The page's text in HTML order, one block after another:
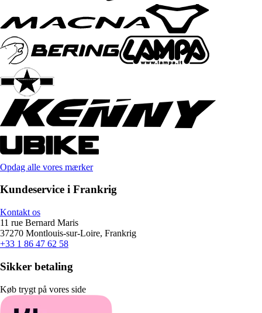
Opdag alle vores mærker
Kundeservice i Frankrig
Kontakt os
11 rue Bernard Maris
37270 Montlouis-sur-Loire, Frankrig
+33 1 86 47 62 58
Sikker betaling
Køb trygt på vores side